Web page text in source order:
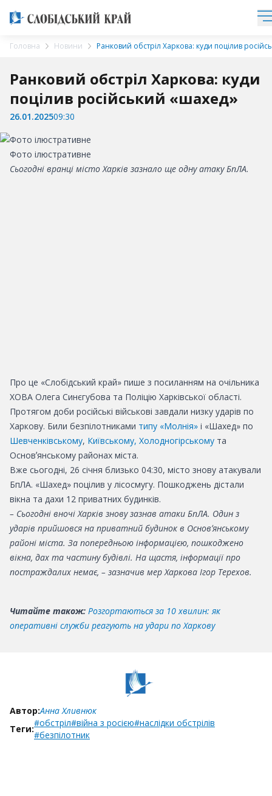
Головна Новини Ранковий обстріл Харкова: куди поцілив
Ранковий обстріл Харкова: куди
поцілив російський «шахед»
26.01.202509:30
Фото ілюстративне
Сьогодні вранці місто Харків зазнало ще одну атаку БпЛА.
Про це «Слобідський край» пише з посиланням на очільника
ХОВА Олега Синєгубова та Поліцію Харківської області.
Протягом доби російські військові завдали низку ударів по
Харкову. Били безпілотниками типу «Молнія» і «Шахед» по
Шевченківському, Київському, Холодногірському та
Основʼянському районах міста.
Вже сьогодні, 26 січня близько 04:30, місто знову атакували
БпЛА. «Шахед» поцілив у лісосмугу. Пошкоджень дістали
вікна та дахи 12 приватних будинків.
– Сьогодні вночі Харків знову зазнав атаки БпЛА. Один з
ударів прийшовся на приватний будинок в Основʼянському
районі міста. За попередньою інформацією, пошкоджено
вікна, дах та частину будівлі. На щастя, інформації про
постраждалих немає, – зазначив мер Харкова Ігор Терехов.
Читайте також: Розгортаються за 10 хвилин: як
оперативні служби реагують на удари по Харкову
Автор:Анна Хливнюк
Теги:
#обстріл#війна з росією#наслідки обстрілів
#безпілотник